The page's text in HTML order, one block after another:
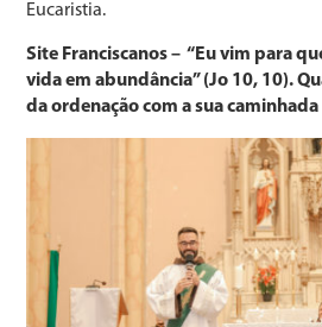
Eucaristia.
Site Franciscanos – “Eu vim para
vida em abundância” (Jo 10, 10).
da ordenação com a sua